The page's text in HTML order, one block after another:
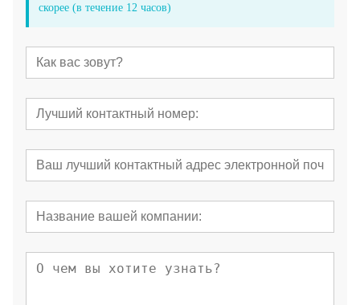
скорее (в течение 12 часов)